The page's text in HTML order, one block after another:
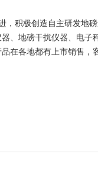
，积极创造自主研发地
、地磅干扰仪器、电子
在各地都有上市销售，